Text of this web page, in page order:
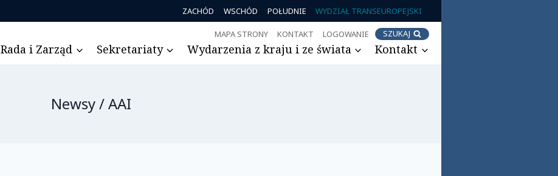
ZACHÓD WSCHÓD POŁUDNIE WYDZIAŁ TRANSEUROPEJSKI
MAPA STRONY KONTAKT LOGOWANIE SZUKAJ
Rada i Zarząd Sekretariaty Wydarzenia z kraju i ze świata Kontakt
Newsy / AAI